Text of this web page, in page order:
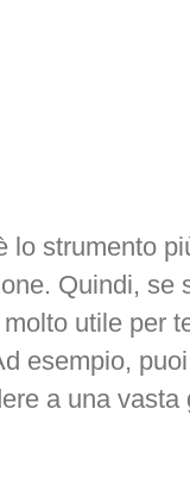
lo strumento
Quindi, se
utile per
esempio,
a una